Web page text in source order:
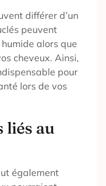
différer d’un
peuvent
alors que
cheveux. Ainsi,
pour
lors de vos
liés au
également